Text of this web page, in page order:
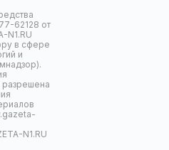
62128 от
N1.RU
в сфере
и
разрешена
N1.RU